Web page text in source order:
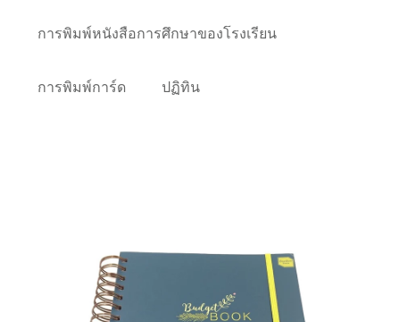
การพิมพ์หนังสือการศึกษาของโรงเรียน
การพิมพ์การ์ด ปฏิทิน